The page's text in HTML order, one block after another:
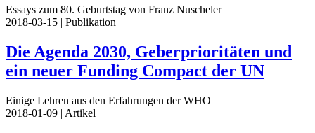
Essays zum 80. Geburtstag von Franz Nuscheler
2018-03-15 | Publikation
Die Agenda 2030, Geberprioritäten und
ein neuer Funding Compact der UN
Einige Lehren aus den Erfahrungen der WHO
2018-01-09 | Artikel